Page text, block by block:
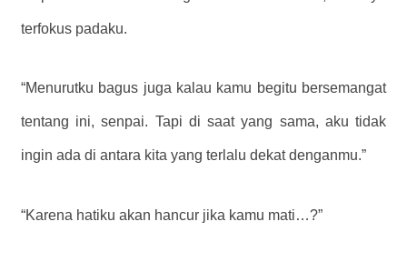
terfokus padaku.
“Menurutku bagus juga kalau kamu begitu bersemangat
tentang ini, senpai. Tapi di saat yang sama, aku tidak
ingin ada di antara kita yang terlalu dekat denganmu.”
“Karena hatiku akan hancur jika kamu mati…?”